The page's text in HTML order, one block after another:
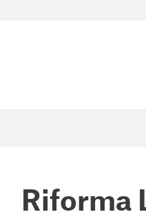
Riforma